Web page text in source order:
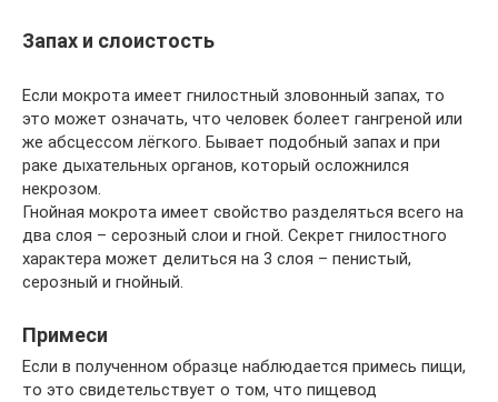
Запах и слоистость
Если мокрота имеет гнилостный зловонный запах, то
это может означать, что человек болеет гангреной или
же абсцессом лёгкого. Бывает подобный запах и при
раке дыхательных органов, который осложнился
некрозом.
Гнойная мокрота имеет свойство разделяться всего на
два слоя – серозный слои и гной. Секрет гнилостного
характера может делиться на 3 слоя – пенистый,
серозный и гнойный.
Примеси
Если в полученном образце наблюдается примесь пищи,
то это свидетельствует о том, что пищевод